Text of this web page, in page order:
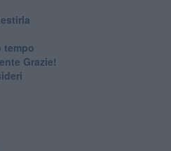
tempo
Grazie!